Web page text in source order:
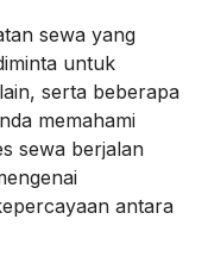
sewa yang
untuk
serta beberapa
memahami
sewa berjalan
antara